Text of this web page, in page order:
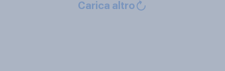
Carica altro